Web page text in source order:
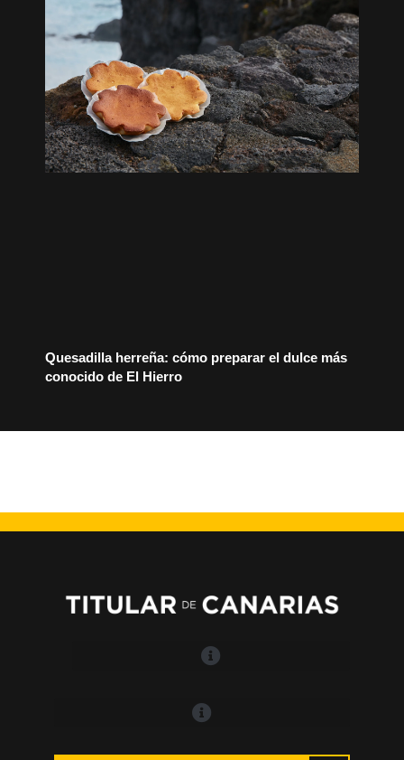
Quesadilla herreña: cómo preparar el dulce más
conocido de El Hierro